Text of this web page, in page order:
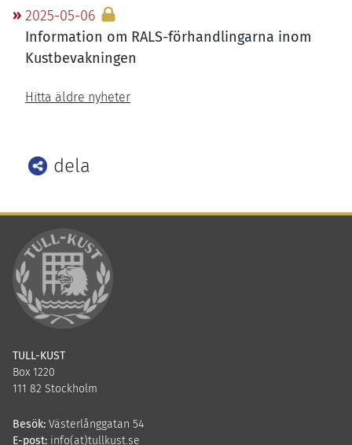
2025-05-06
Information om RALS-förhandlingarna inom
Kustbevakningen
Hitta äldre nyheter
dela
Facebook
LinkedIn
TULL-KUST
Box 1220
111 82 Stockholm
Besök: Västerlånggatan 54
E-post: info(at)tullkust.se